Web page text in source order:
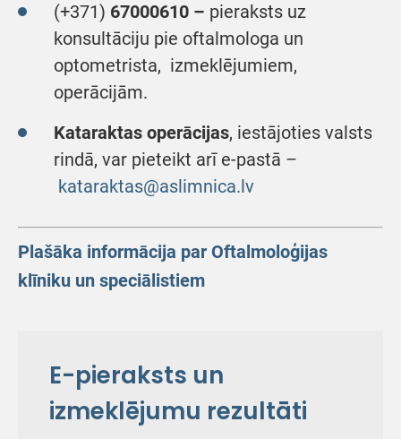
(+371) 67000610 – pieraksts uz
konsultāciju pie oftalmologa un
optometrista, izmeklējumiem,
operācijām.
Kataraktas operācijas, iestājoties valsts
rindā, var pieteikt arī e-pastā –
kataraktas@aslimnica.lv
Plašāka informācija par Oftalmoloģijas
klīniku un speciālistiem
E-pieraksts un
izmeklējumu rezultāti